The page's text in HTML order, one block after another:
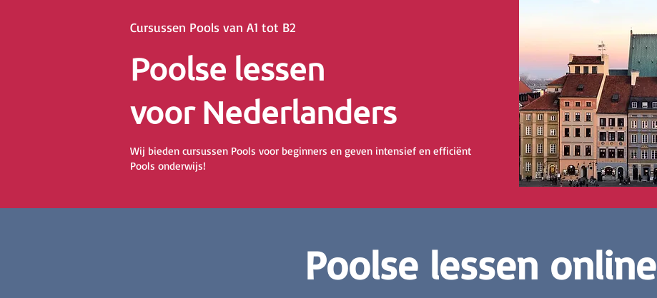
Cursussen Pools van A1 tot B2
Poolse lessen
voor Nederlanders
Wij bieden cursussen Pools voor beginners en geven intensief en efficiënt
Pools onderwijs!
Poolse lessen online